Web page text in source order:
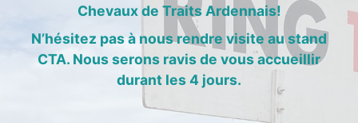
Chevaux de Traits Ardennais!
N’hésitez pas à nous rendre visite au stand
CTA. Nous serons ravis de vous accueillir
durant les 4 jours.